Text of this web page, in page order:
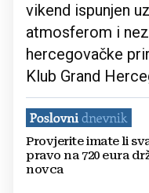
vikend ispunjen
atmosferom i
hercegovačke
Klub Grand
Provjerite imate li
pravo na 720 eura
novca